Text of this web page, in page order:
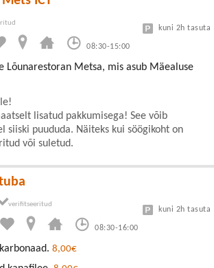
08:30-15:00
kuni 2h tasuta
Lõunarestoran Metsa, mis asub Mäealuse
lisatud pakkumisega! See võib
siiski puududa. Näiteks kui söögikoht on
või suletud.
08:30-16:00
kuni 2h tasuta
8,00€